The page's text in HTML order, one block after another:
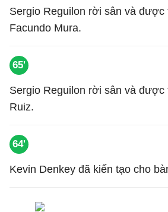
Sergio Reguilon rời sân và được
Facundo Mura.
65'
Sergio Reguilon rời sân và được
Ruiz.
64'
Kevin Denkey đã kiến tạo cho